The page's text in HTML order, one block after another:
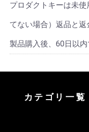
プロダクトキーは未
てない場合）返品と返
製品購入後、60日以内
カテゴリ一覧